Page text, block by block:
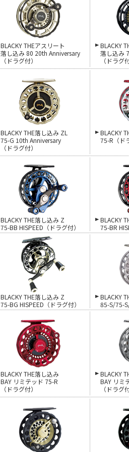
BLACKY THEアスリート
落し込み 80 20th Anniversary
（ドラグ付）
BLACKY
落し込み
（ドラグ
BLACKY THE落し込み ZL
75-G 10th Anniversary
（ドラグ付）
BLACKY
75-R（ド
BLACKY THE落し込み Z
75-BB HISPEED（ドラグ付）
BLACKY
75-BR
BLACKY THE落し込み Z
75-BG HISPEED（ドラグ付）
BLACKY
85-S/75-
BLACKY THE落し込み
BAY リミテッド 75-R
（ドラグ付）
BLACKY
BAY リミ
（ドラグ